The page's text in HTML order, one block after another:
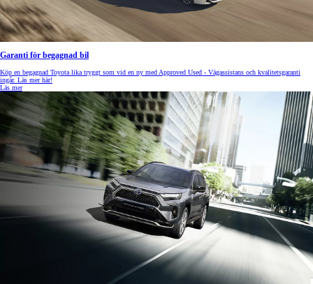
Garanti för begagnad bil
Köp en begagnad Toyota lika tryggt som vid en ny med Approved Used - Vägassistans och kvalitetsgaranti
ingår. Läs mer här!
Läs mer